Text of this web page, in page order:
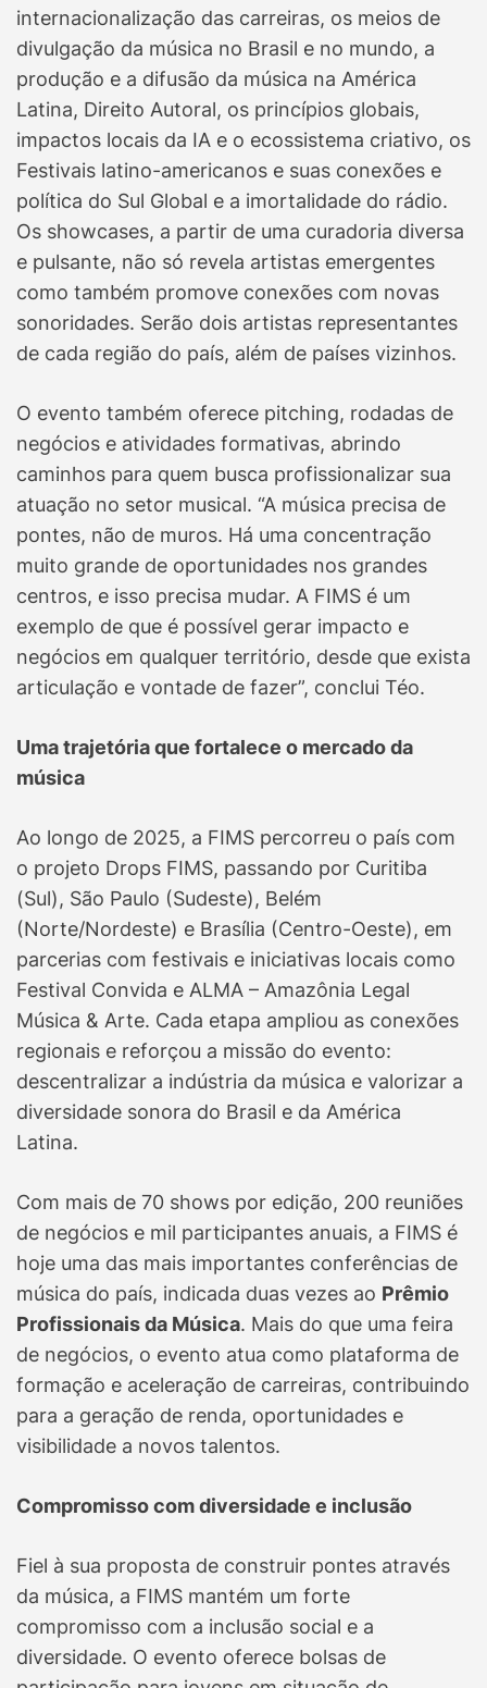
internacionalização das carreiras, os meios de
divulgação da música no Brasil e no mundo, a
produção e a difusão da música na América
Latina, Direito Autoral, os princípios globais,
impactos locais da IA e o ecossistema criativo, os
Festivais latino-americanos e suas conexões e
política do Sul Global e a imortalidade do rádio.
Os showcases, a partir de uma curadoria diversa
e pulsante, não só revela artistas emergentes
como também promove conexões com novas
sonoridades. Serão dois artistas representantes
de cada região do país, além de países vizinhos.
O evento também oferece pitching, rodadas de
negócios e atividades formativas, abrindo
caminhos para quem busca profissionalizar sua
atuação no setor musical. “A música precisa de
pontes, não de muros. Há uma concentração
muito grande de oportunidades nos grandes
centros, e isso precisa mudar. A FIMS é um
exemplo de que é possível gerar impacto e
negócios em qualquer território, desde que exista
articulação e vontade de fazer”, conclui Téo.
Uma trajetória que fortalece o mercado da
música
Ao longo de 2025, a FIMS percorreu o país com
o projeto Drops FIMS, passando por Curitiba
(Sul), São Paulo (Sudeste), Belém
(Norte/Nordeste) e Brasília (Centro-Oeste), em
parcerias com festivais e iniciativas locais como
Festival Convida e ALMA – Amazônia Legal
Música & Arte. Cada etapa ampliou as conexões
regionais e reforçou a missão do evento:
descentralizar a indústria da música e valorizar a
diversidade sonora do Brasil e da América
Latina.
Com mais de 70 shows por edição, 200 reuniões
de negócios e mil participantes anuais, a FIMS é
hoje uma das mais importantes conferências de
música do país, indicada duas vezes ao Prêmio
Profissionais da Música. Mais do que uma feira
de negócios, o evento atua como plataforma de
formação e aceleração de carreiras, contribuindo
para a geração de renda, oportunidades e
visibilidade a novos talentos.
Compromisso com diversidade e inclusão
Fiel à sua proposta de construir pontes através
da música, a FIMS mantém um forte
compromisso com a inclusão social e a
diversidade. O evento oferece bolsas de